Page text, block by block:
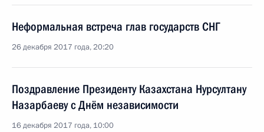
Неформальная встреча глав государств СНГ
26 декабря 2017 года, 20:20
Поздравление Президенту Казахстана Нурсултану
Назарбаеву с Днём независимости
16 декабря 2017 года, 10:00